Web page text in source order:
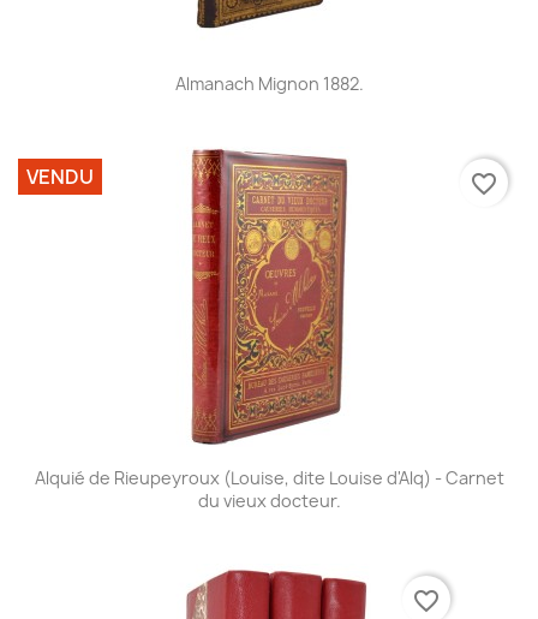
Almanach Mignon 1882.
Alquié de Rieupeyroux (Louise, dite Louise d'Alq) - Carnet
du vieux docteur.
VENDU favorite_border
favorite_border